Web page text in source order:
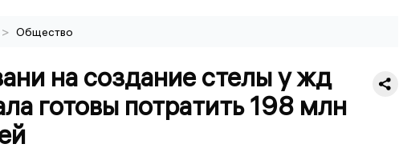
> Общество
на создание стелы у жд
готовы потратить 198 млн